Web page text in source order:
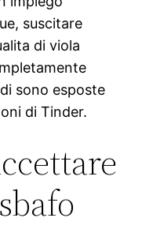
suscitare
di viola
sono esposte
di Tinder.